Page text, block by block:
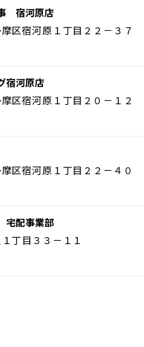
宿河原店
区宿河原１丁目２２－３７
宿河原店
区宿河原１丁目２０－１２
区宿河原１丁目２２－４０
宅配事業部
丁目３３－１１